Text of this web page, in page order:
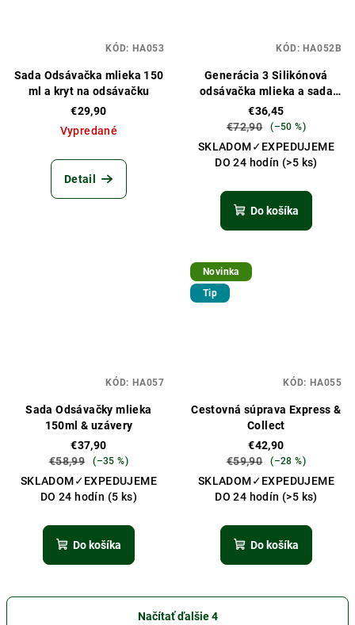
Sada Odsávačka mlieka 150
ml a kryt na odsávačku
€29,90
Vypredané
Detail
KÓD: HA053
Generácia 3 Silikónová
odsávačka mlieka a sada
fliaš
€36,45
€72,90
(–50 %)
SKLADOM✓EXPEDUJEME
DO 24 hodín (>5 ks)
Do košíka
KÓD:HA052B
Sada Odsávačky mlieka
150ml & uzávery
€37,90
€58,99
(–35 %)
SKLADOM✓EXPEDUJEME
DO 24 hodín (5 ks)
Do košíka
KÓD: HA057
Novinka
Tip
Cestovná súprava Express &
Collect
€42,90
€59,90
(–28 %)
SKLADOM✓EXPEDUJEME
DO 24 hodín (>5 ks)
Do košíka
KÓD: HA055
Načítať ďalšie 4